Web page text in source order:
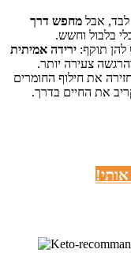
לבד, אבל מחפש דרך
בלבול וחשש.
להן תוקף: ירידה אמיתית
צעירה יותר.
את חילוף החומרים
את החיים בדרך.